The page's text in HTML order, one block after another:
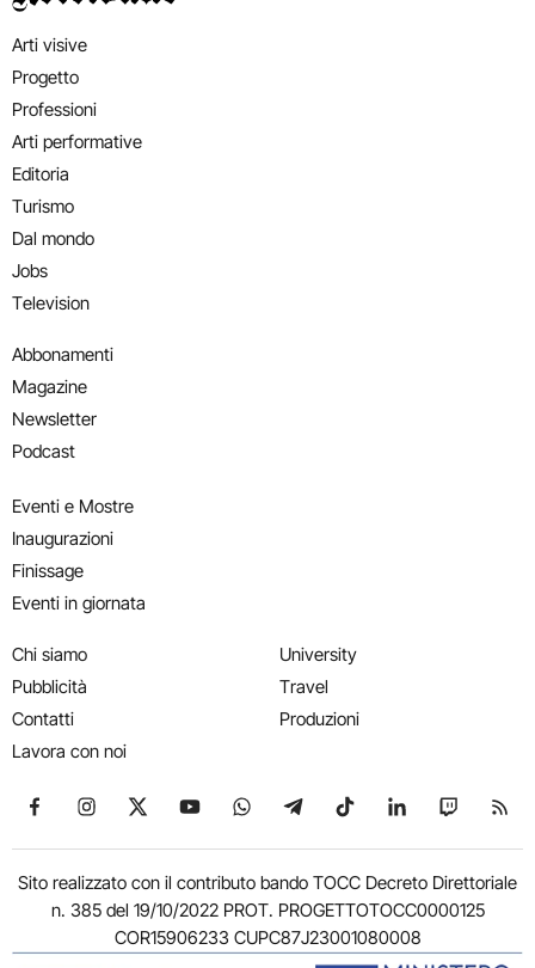
Arti visive
Progetto
Professioni
Arti performative
Editoria
Turismo
Dal mondo
Jobs
Television
Abbonamenti
Magazine
Newsletter
Podcast
Eventi e Mostre
Inaugurazioni
Finissage
Eventi in giornata
Chi siamo
Pubblicità
Contatti
Lavora con noi
University
Travel
Produzioni
Seguici su Facebook
Seguici su Instagram
Seguici su X
Seguici su YouTube
Seguici su WhatsApp
Seguici su Telegram
Seguici su TikTok
Seguici su
Seguici
Sito realizzato con il contributo bando TOCC Decreto Direttoriale
n. 385 del 19/10/2022 PROT. PROGETTOTOCC0000125
COR15906233 CUPC87J23001080008